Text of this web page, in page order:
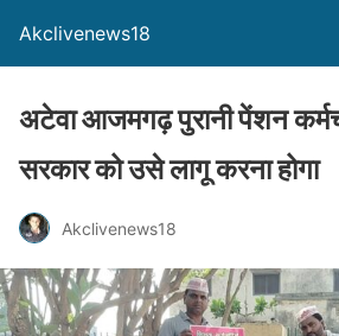
Akclivenews18
अटेवा आजमगढ़ पुरानी पेंशन
सरकार को उसे लागू करना होगा
Akclivenews18